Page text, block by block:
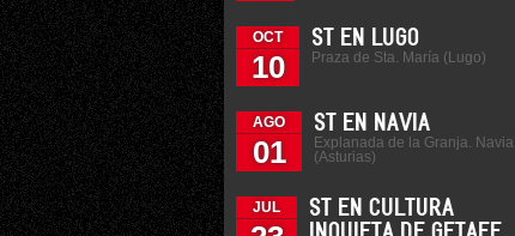
OCT
10
ST EN LUGO
Praza de Sta. María (Lugo)
AGO
01
ST EN NAVIA
Explanada de la Granja. Navia
(Asturias)
JUL
ST EN CULTURA